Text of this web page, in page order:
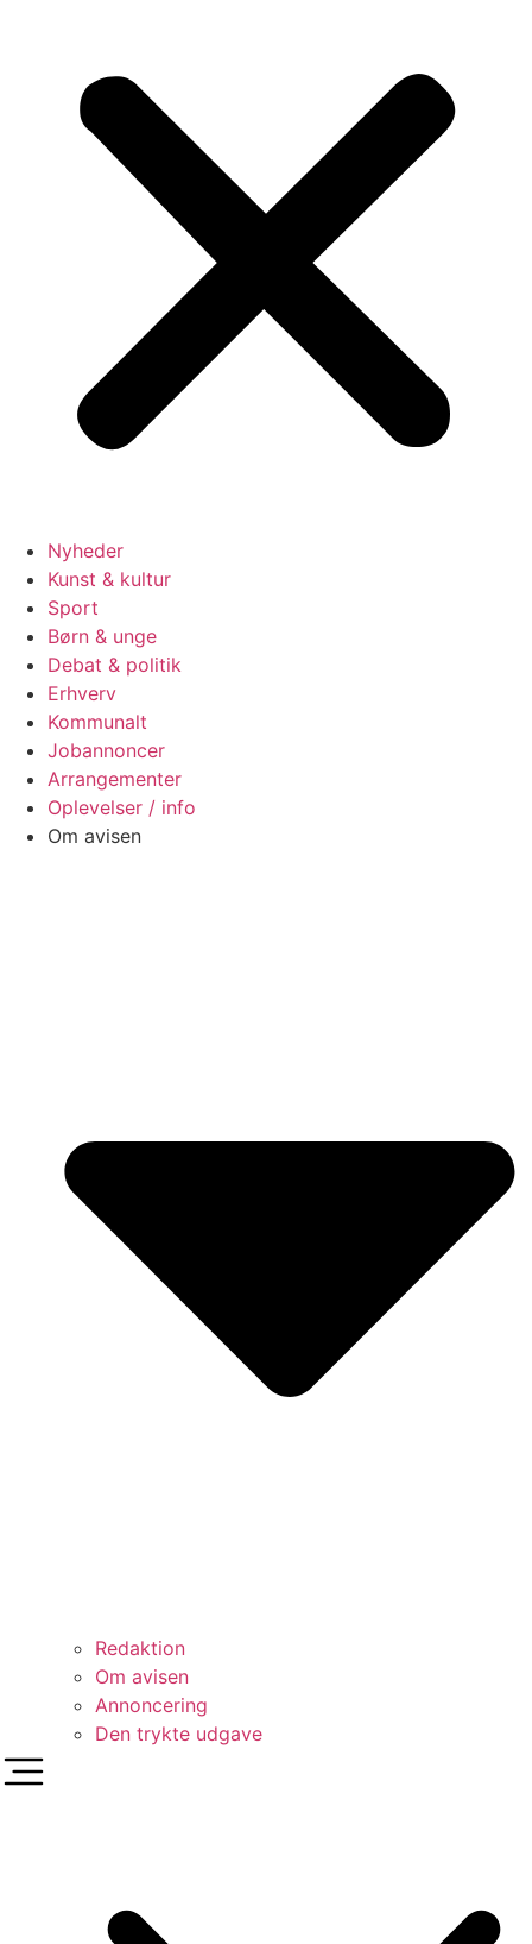
Nyheder
Kunst & kultur
Sport
Børn & unge
Debat & politik
Erhverv
Kommunalt
Jobannoncer
Arrangementer
Oplevelser / info
Om avisen
Redaktion
Om avisen
Annoncering
Den trykte udgave